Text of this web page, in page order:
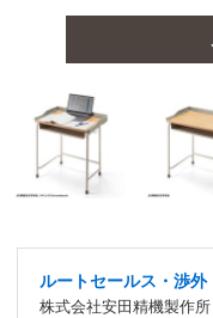
ルートセールス・渉外
株式会社安田精機製作所